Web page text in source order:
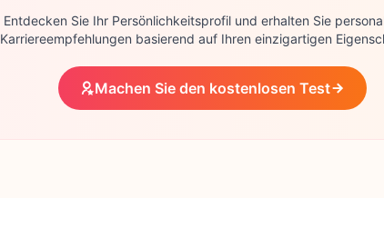
Entdecken Sie Ihr Persönlichkeitsprofil und erhalten Sie
Karriereempfehlungen basierend auf Ihren einzigartigen
Machen Sie den kostenlosen Test